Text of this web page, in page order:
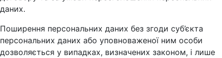
даних.
Поширення персональних даних без згоди суб’єкта
персональних даних або уповноваженої ним особи
дозволяється у випадках, визначених законом, і лише